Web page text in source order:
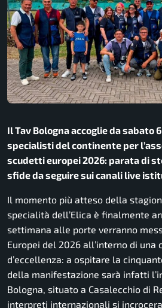
Il Tav Bologna accoglie da sabato
specialisti del continente per
scudetti europei 2026: parata di
sfide da seguire sui canali live
Il momento più atteso della
specialità dell’Elica è finalmente
settimana alle porte verranno
Europei del 2026 all’interno di una
d’eccellenza: a ospitare la
della manifestazione sarà infatti
Bologna, situato a Casalecchio di
interpreti internazionali si